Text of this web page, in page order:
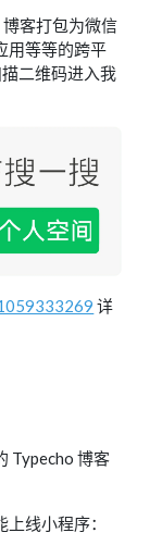
客打包为微信
用等等的跨平
二维码进入我
详
Typecho 博客
线小程序：